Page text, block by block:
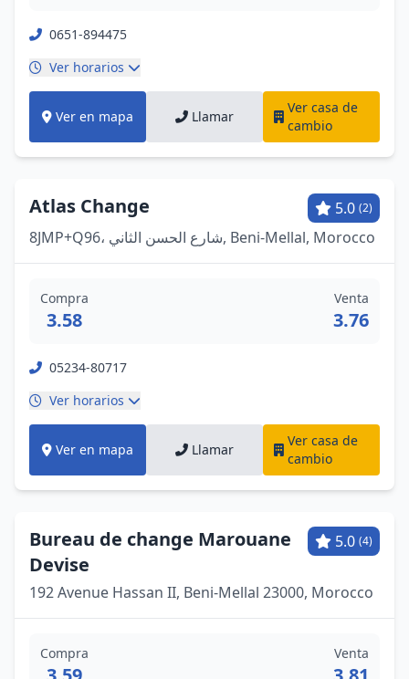
0651-894475
Ver horarios
Ver en mapa Llamar
Ver casa de
cambio
Atlas Change 5.0 (2)
8JMP+Q96، شارع الحسن الثاني, Beni-Mellal, Morocco
Compra
3.58
Venta
3.76
05234-80717
Ver horarios
Ver en mapa Llamar
Ver casa de
cambio
Bureau de change Marouane
Devise
5.0 (4)
192 Avenue Hassan II, Beni-Mellal 23000, Morocco
Compra Venta